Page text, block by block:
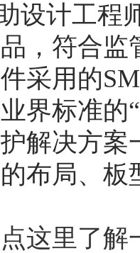
设计工程
，符合
采用的
界标准的
解决方
布局、
这里了解